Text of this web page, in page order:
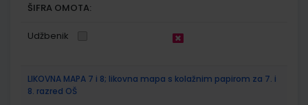
ŠIFRA OMOTA:
Udžbenik
LIKOVNA MAPA 7 i 8; likovna mapa s kolažnim papirom za 7. i
8. razred OŠ